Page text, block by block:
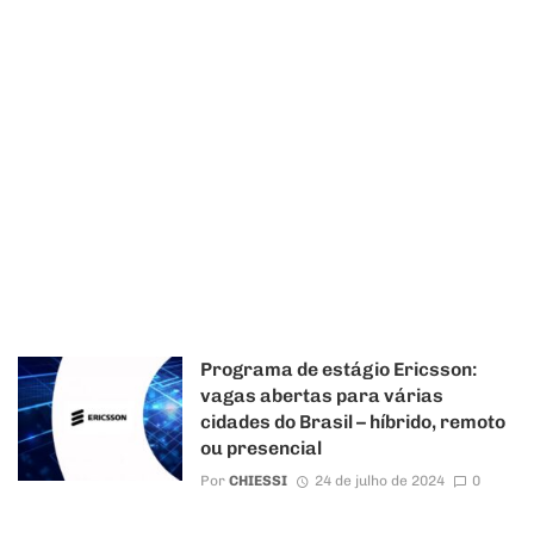
Programa de estágio Ericsson:
vagas abertas para várias
cidades do Brasil – híbrido, remoto
ou presencial
Por CHIESSI 24 de julho de 2024 0